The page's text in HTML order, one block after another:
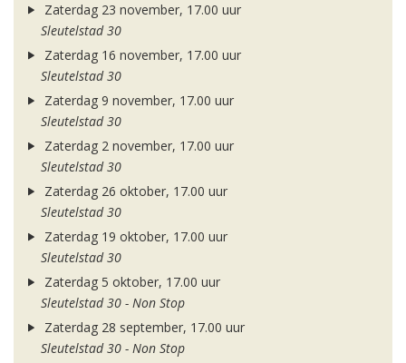
Zaterdag 23 november, 17.00 uur
Sleutelstad 30
Zaterdag 16 november, 17.00 uur
Sleutelstad 30
Zaterdag 9 november, 17.00 uur
Sleutelstad 30
Zaterdag 2 november, 17.00 uur
Sleutelstad 30
Zaterdag 26 oktober, 17.00 uur
Sleutelstad 30
Zaterdag 19 oktober, 17.00 uur
Sleutelstad 30
Zaterdag 5 oktober, 17.00 uur
Sleutelstad 30 - Non Stop
Zaterdag 28 september, 17.00 uur
Sleutelstad 30 - Non Stop